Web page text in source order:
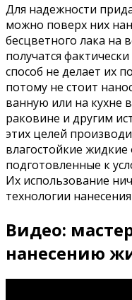
Для надежности
можно поверх них
бесцветного лака на
получатся
способ не делает их
потому не стоит
ванную или на кухне
раковине и другим
этих целей
влагостойкие
подготовленные к
Их использование
технологии
Видео:
нанесению